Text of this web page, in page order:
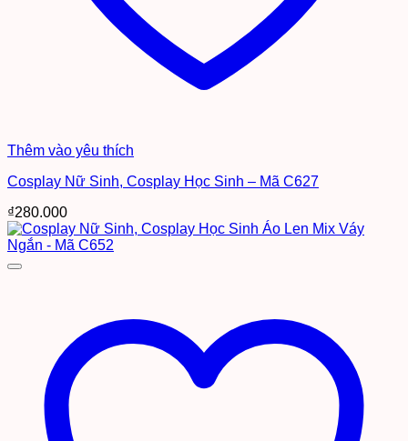
Thêm vào yêu thích
Cosplay Nữ Sinh, Cosplay Học Sinh – Mã C627
₫280.000